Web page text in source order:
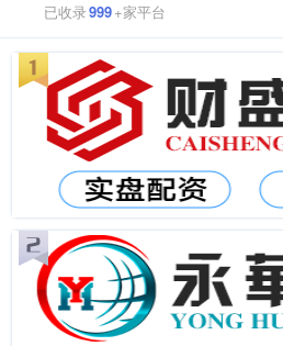
已收录999+家平台